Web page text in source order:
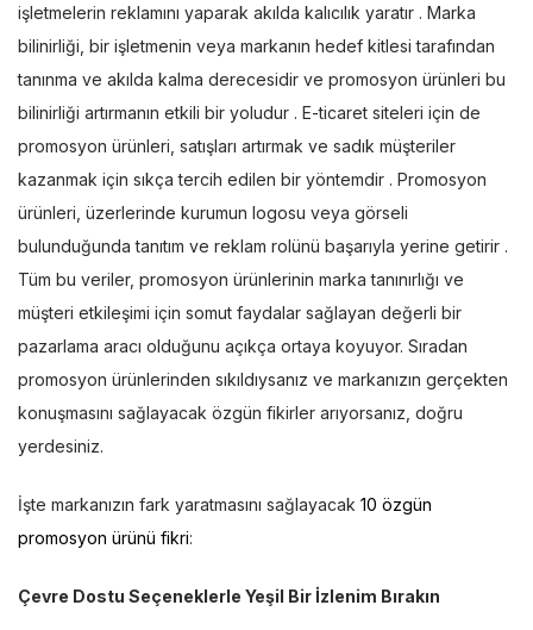
işletmelerin reklamını yaparak akılda kalıcılık yaratır . Marka
bilinirliği, bir işletmenin veya markanın hedef kitlesi tarafından
tanınma ve akılda kalma derecesidir ve promosyon ürünleri bu
bilinirliği artırmanın etkili bir yoludur . E-ticaret siteleri için de
promosyon ürünleri, satışları artırmak ve sadık müşteriler
kazanmak için sıkça tercih edilen bir yöntemdir . Promosyon
ürünleri, üzerlerinde kurumun logosu veya görseli
bulunduğunda tanıtım ve reklam rolünü başarıyla yerine getirir .
Tüm bu veriler, promosyon ürünlerinin marka tanınırlığı ve
müşteri etkileşimi için somut faydalar sağlayan değerli bir
pazarlama aracı olduğunu açıkça ortaya koyuyor. Sıradan
promosyon ürünlerinden sıkıldıysanız ve markanızın gerçekten
konuşmasını sağlayacak özgün fikirler arıyorsanız, doğru
yerdesiniz.
İşte markanızın fark yaratmasını sağlayacak 10 özgün
promosyon ürünü fikri:
Çevre Dostu Seçeneklerle Yeşil Bir İzlenim Bırakın